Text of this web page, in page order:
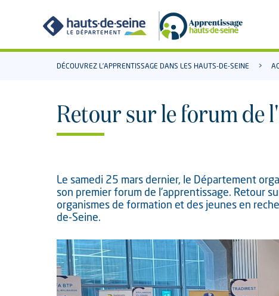
recherche
DÉCOUVREZ L’APPRENTISSAGE DANS LES HAUTS-DE-SEINE
Retour sur le forum de
Le samedi 25 mars dernier, le Département
son premier forum de l'apprentissage. Retour
organismes de formation et des jeunes en
de-Seine.